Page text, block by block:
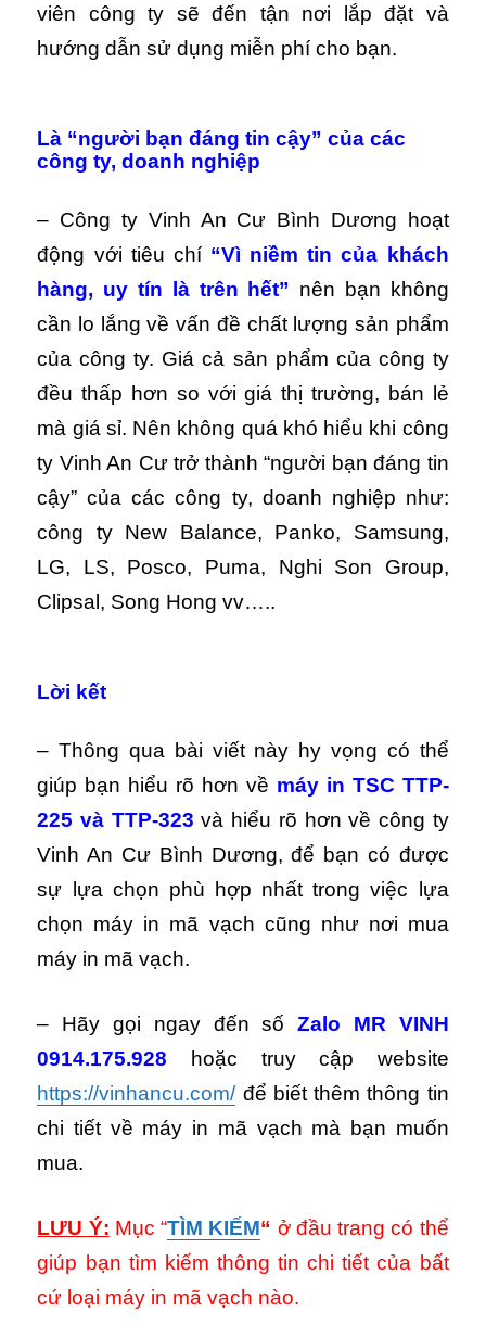
viên công ty sẽ đến tận nơi lắp đặt và
hướng dẫn sử dụng miễn phí cho bạn.
Là “người bạn đáng tin cậy” của các
công ty, doanh nghiệp
– Công ty Vinh An Cư Bình Dương hoạt
động với tiêu chí “Vì niềm tin của khách
hàng, uy tín là trên hết” nên bạn không
cần lo lắng về vấn đề chất lượng sản phẩm
của công ty. Giá cả sản phẩm của công ty
đều thấp hơn so với giá thị trường, bán lẻ
mà giá sỉ. Nên không quá khó hiểu khi công
ty Vinh An Cư trở thành “người bạn đáng tin
cậy” của các công ty, doanh nghiệp như:
công ty New Balance, Panko, Samsung,
LG, LS, Posco, Puma, Nghi Son Group,
Clipsal, Song Hong vv…..
Lời kết
– Thông qua bài viết này hy vọng có thể
giúp bạn hiểu rõ hơn về máy in TSC TTP-
225 và TTP-323 và hiểu rõ hơn về công ty
Vinh An Cư Bình Dương, để bạn có được
sự lựa chọn phù hợp nhất trong việc lựa
chọn máy in mã vạch cũng như nơi mua
máy in mã vạch.
– Hãy gọi ngay đến sốZalo MR VINH
0914.175.928 hoặc truy cập website
https://vinhancu.com/để biết thêm thông tin
chi tiết về máy in mã vạch mà bạn muốn
mua.
LƯU Ý: Mục “TÌM KIẾM“ ở đầu trang có thể
giúp bạn tìm kiếm thông tin chi tiết của bất
cứ loại máy in mã vạch nào.